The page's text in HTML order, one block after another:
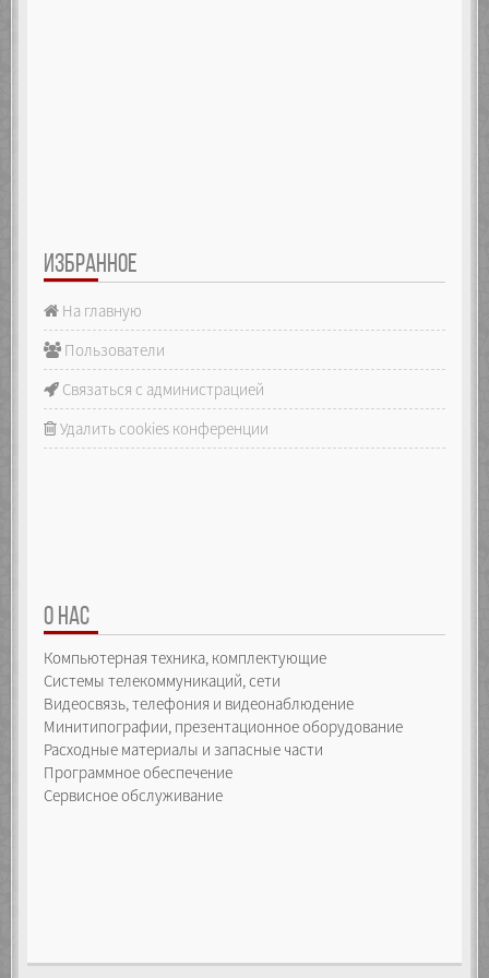
ИЗБРАННОЕ
На главную
Пользователи
Связаться с администрацией
Удалить cookies конференции
О НАС
Компьютерная техника, комплектующие
Системы телекоммуникаций, сети
Видеосвязь, телефония и видеонаблюдение
Минитипографии, презентационное оборудование
Расходные материалы и запасные части
Программное обеспечение
Сервисное обслуживание